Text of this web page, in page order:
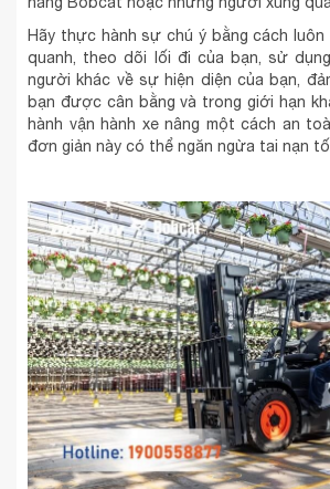
Hãy thực hành sự chú ý bằng cách luôn
quanh, theo dõi lối đi của bạn, sử
người khác về sự hiện diện của bạn,
bạn được cân bằng và trong giới hạn
hành vận hành xe nâng một cách an
đơn giản này có thể ngăn ngừa tai nạn